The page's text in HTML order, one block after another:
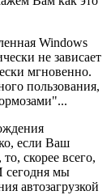
Windows
не зависает
мгновенно.
пользования,
если Ваш
скорее всего,
сегодня мы
автозагрузкой